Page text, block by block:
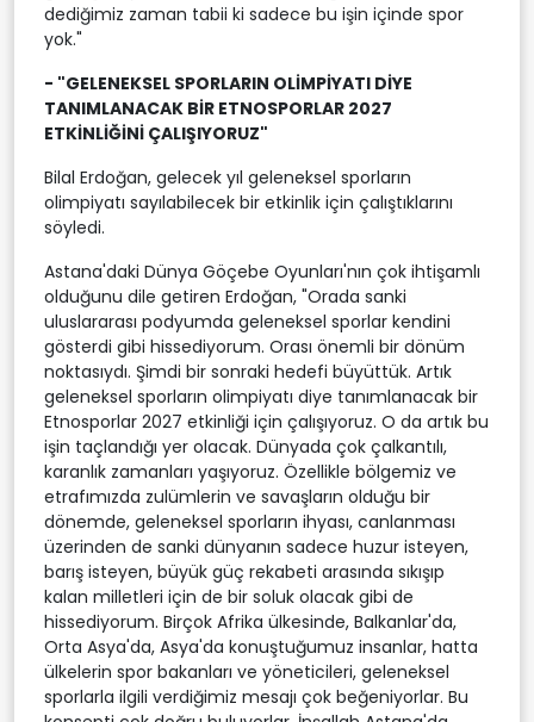
dediğimiz zaman tabii ki sadece bu işin içinde spor
yok."
- "GELENEKSEL SPORLARIN OLİMPİYATI DİYE
TANIMLANACAK BİR ETNOSPORLAR 2027
ETKİNLİĞİNİ ÇALIŞIYORUZ"
Bilal Erdoğan, gelecek yıl geleneksel sporların
olimpiyatı sayılabilecek bir etkinlik için çalıştıklarını
söyledi.
Astana'daki Dünya Göçebe Oyunları'nın çok ihtişamlı
olduğunu dile getiren Erdoğan, "Orada sanki
uluslararası podyumda geleneksel sporlar kendini
gösterdi gibi hissediyorum. Orası önemli bir dönüm
noktasıydı. Şimdi bir sonraki hedefi büyüttük. Artık
geleneksel sporların olimpiyatı diye tanımlanacak bir
Etnosporlar 2027 etkinliği için çalışıyoruz. O da artık bu
işin taçlandığı yer olacak. Dünyada çok çalkantılı,
karanlık zamanları yaşıyoruz. Özellikle bölgemiz ve
etrafımızda zulümlerin ve savaşların olduğu bir
dönemde, geleneksel sporların ihyası, canlanması
üzerinden de sanki dünyanın sadece huzur isteyen,
barış isteyen, büyük güç rekabeti arasında sıkışıp
kalan milletleri için de bir soluk olacak gibi de
hissediyorum. Birçok Afrika ülkesinde, Balkanlar'da,
Orta Asya'da, Asya'da konuştuğumuz insanlar, hatta
ülkelerin spor bakanları ve yöneticileri, geleneksel
sporlarla ilgili verdiğimiz mesajı çok beğeniyorlar. Bu